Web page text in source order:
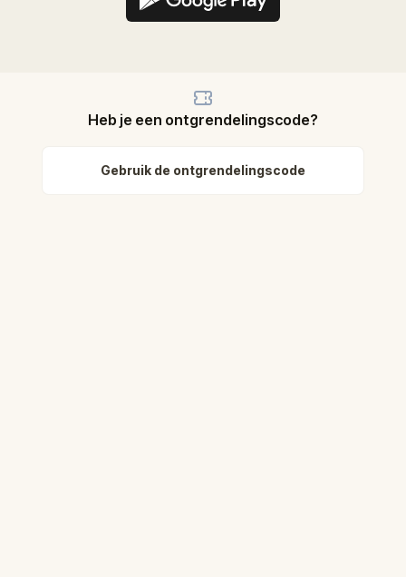
Heb je een ontgrendelingscode?
Gebruik de ontgrendelingscode